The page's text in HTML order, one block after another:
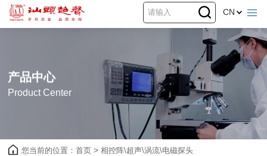
CN
产品中心
Product Center
您当前的位置：首页 > 相控阵\超声\涡流\电磁探头